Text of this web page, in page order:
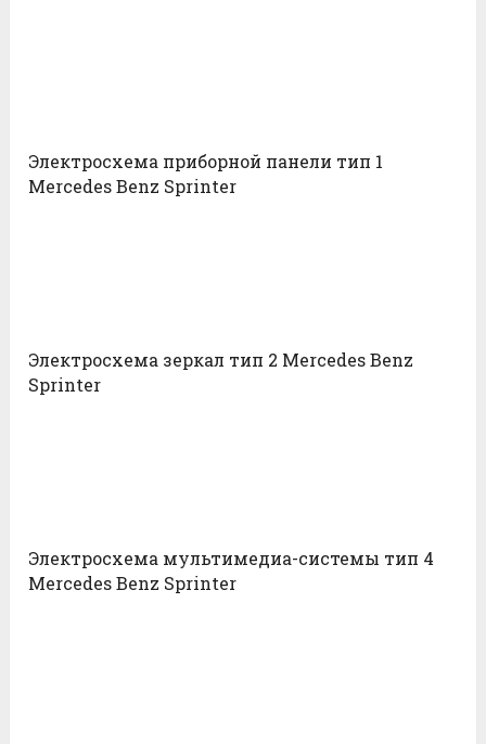
Электросхема приборной панели тип 1
Mercedes Benz Sprinter
Электросхема зеркал тип 2 Mercedes Benz
Sprinter
Электросхема мультимедиа-системы тип 4
Mercedes Benz Sprinter